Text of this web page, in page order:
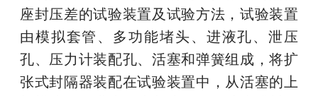
座封压差的试验装置及试验方法，试验装置
由模拟套管、多功能堵头、进液孔、泄压
孔、压力计装配孔、活塞和弹簧组成，将扩
张式封隔器装配在试验装置中，从活塞的上